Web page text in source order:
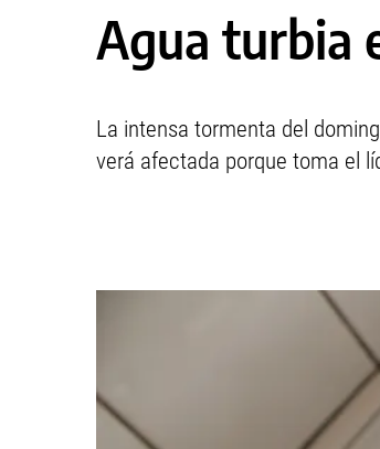
Agua turbia
La intensa tormenta del
verá afectada porque toma el